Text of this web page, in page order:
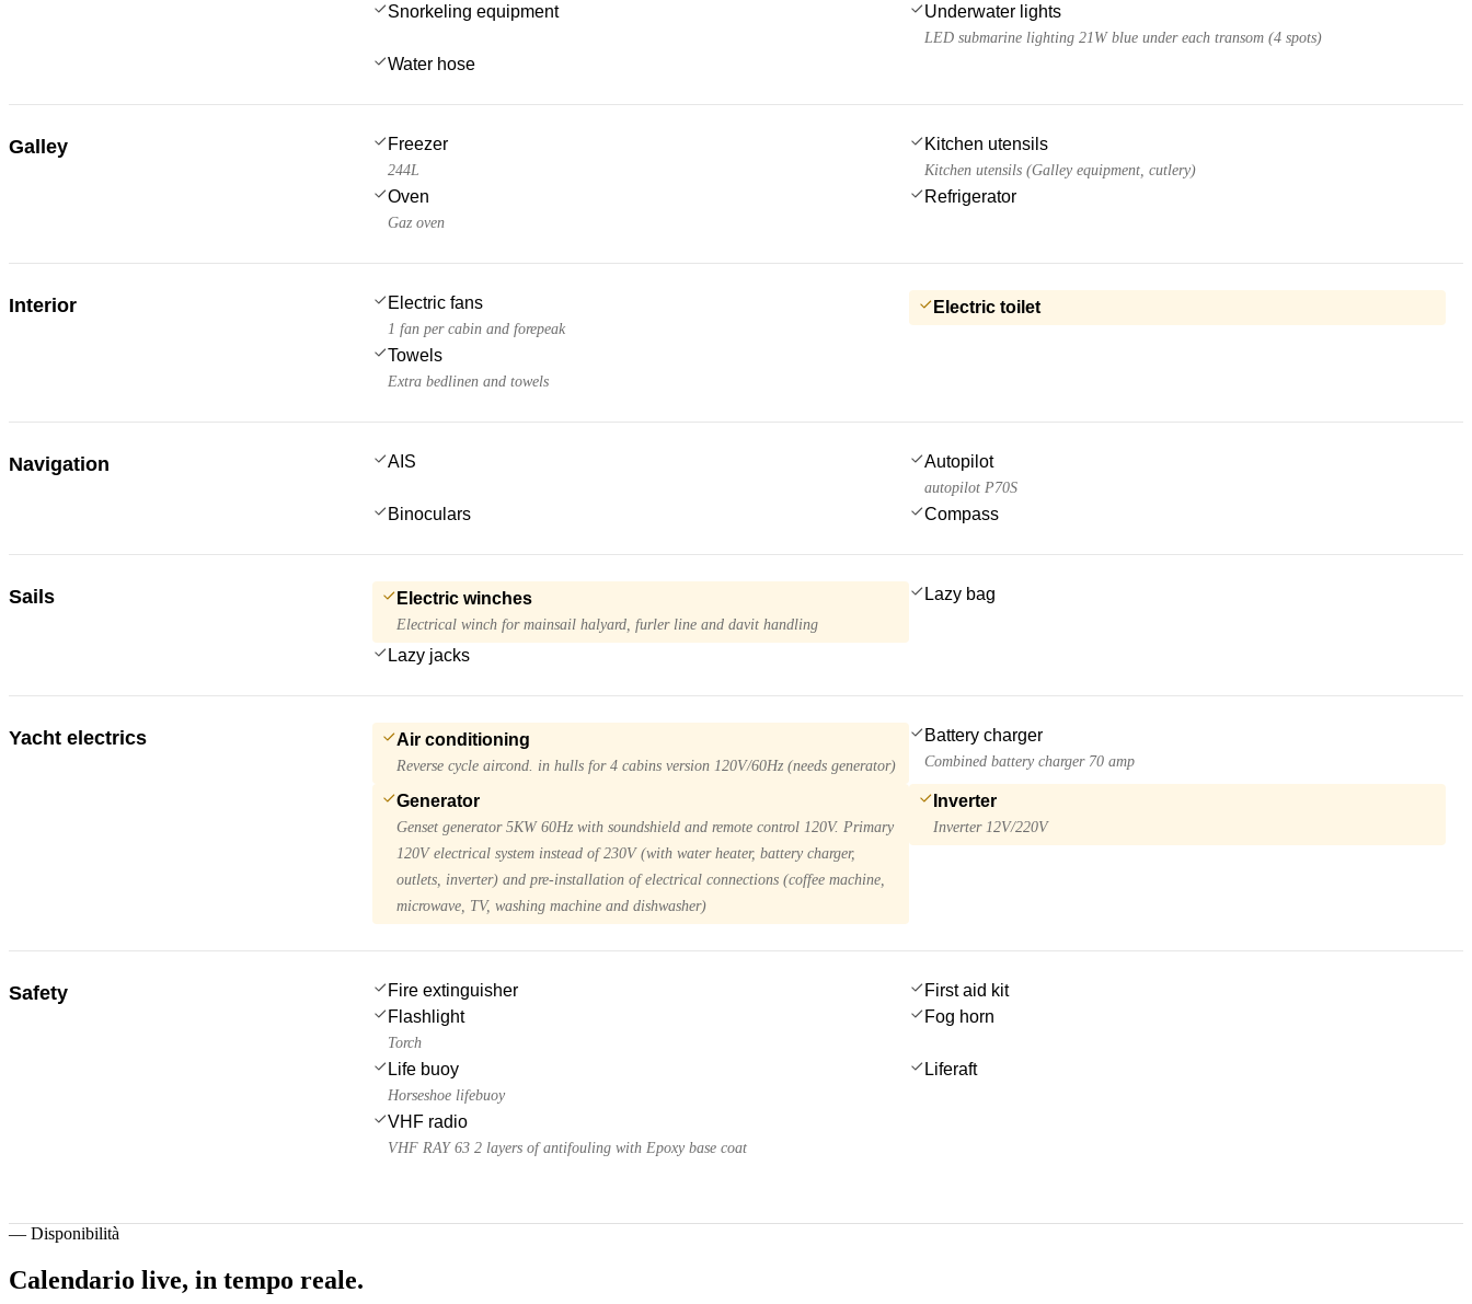
Snorkeling equipment
Underwater lights
LED submarine lighting 21W blue under each transom (4 spots)
Water hose
Galley Freezer
244L
Kitchen utensils
Kitchen utensils (Galley equipment, cutlery)
Oven
Gaz oven
Refrigerator
Interior Electric fans
1 fan per cabin and forepeak
Electric toilet
Towels
Extra bedlinen and towels
Navigation AIS Autopilot
autopilot P70S
Binoculars Compass
Sails Electric winches
Electrical winch for mainsail halyard, furler line and davit handling
Lazy bag
Lazy jacks
Yacht electrics Air conditioning
Reverse cycle aircond. in hulls for 4 cabins version 120V/60Hz (needs generator)
Battery charger
Combined battery charger 70 amp
Generator
Genset generator 5KW 60Hz with soundshield and remote control 120V. Primary
120V electrical system instead of 230V (with water heater, battery charger,
outlets, inverter) and pre-installation of electrical connections (coffee machine,
microwave, TV, washing machine and dishwasher)
Inverter
Inverter 12V/220V
Safety Fire extinguisher
First aid kit
Flashlight
Torch
Fog horn
Life buoy
Horseshoe lifebuoy
Liferaft
VHF radio
VHF RAY 63 2 layers of antifouling with Epoxy base coat
— Disponibilità
Calendario live, in tempo reale.